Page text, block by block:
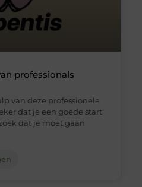
professionals
van deze professionele
dat je een goede start
dat je moet gaan